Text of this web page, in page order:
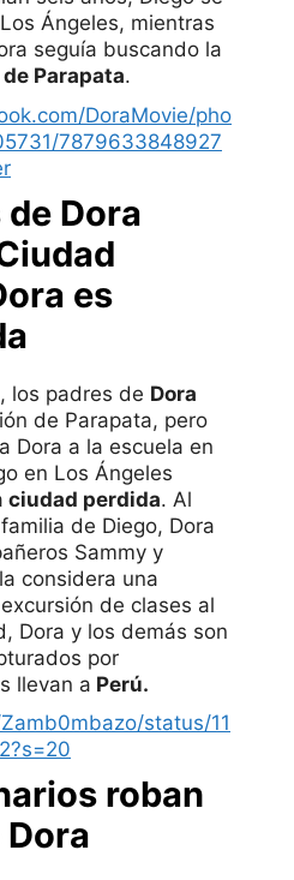
Ángeles, mientras
seguía buscando la
Parapata.
DoraMovie/pho
7879633848927
Dora
es
los padres de Dora
de Parapata, pero
Dora a la escuela en
en Los Ángeles
ciudad perdida. Al
de Diego, Dora
Sammy y
considera una
de clases al
Dora y los demás son
por
llevan a Perú.
status/11
roban
Dora